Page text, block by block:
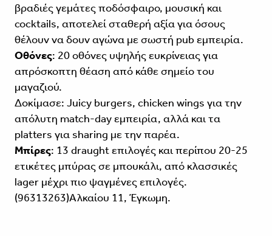
βραδιές γεμάτες ποδόσφαιρο, μουσική και
cocktails, αποτελεί σταθερή αξία για όσους
θέλουν να δουν αγώνα με σωστή pub εμπειρία.
Οθόνες: 20 οθόνες υψηλής ευκρίνειας για
απρόσκοπτη θέαση από κάθε σημείο του
μαγαζιού.
Δοκίμασε: Juicy burgers, chicken wings για την
απόλυτη match-day εμπειρία, αλλά και τα
platters για sharing με την παρέα.
Μπίρες: 13 draught επιλογές και περίπου 20-25
ετικέτες μπύρας σε μπουκάλι, από κλασσικές
lager μέχρι πιο ψαγμένες επιλογές.
(96313263)Αλκαίου 11, Έγκωμη.